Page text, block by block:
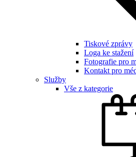
Tiskové zprávy
Loga ke stažení
Fotografie pro
Kontakt pro
Služby
Vše z kategorie